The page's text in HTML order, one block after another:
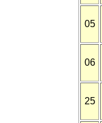
05
06
25